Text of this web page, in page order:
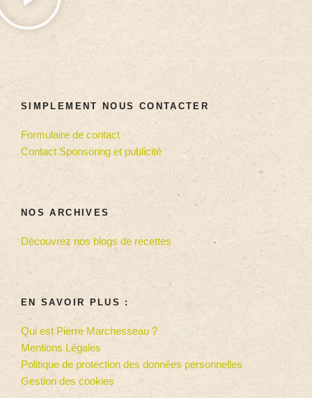
SIMPLEMENT NOUS CONTACTER
Formulaire de contact
Contact Sponsoring et publicité
NOS ARCHIVES
Découvrez nos blogs de recettes
EN SAVOIR PLUS :
Qui est Pierre Marchesseau ?
Mentions Légales
Politique de protection des données personnelles
Gestion des cookies